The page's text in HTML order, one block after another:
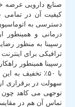
صنایع دارویی عرضه
کیفیت آن در تمامی
دسترسی به
درمانی و همینطور
رسپینا به منظور
ترافیکی برای
رسپینا همینطور
با ۵۰٪ تخفیف به
سهولت در برقراری
توجهی می کاهد چون